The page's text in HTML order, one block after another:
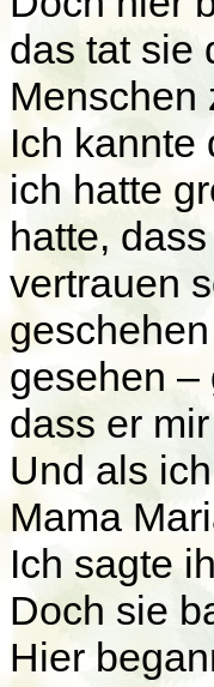
das tat sie
Menschen
Ich kannte
ich hatte
hatte,
vertrauen
gesehen –
dass er
Und als
Mama
Ich sagte
Doch sie
Hier